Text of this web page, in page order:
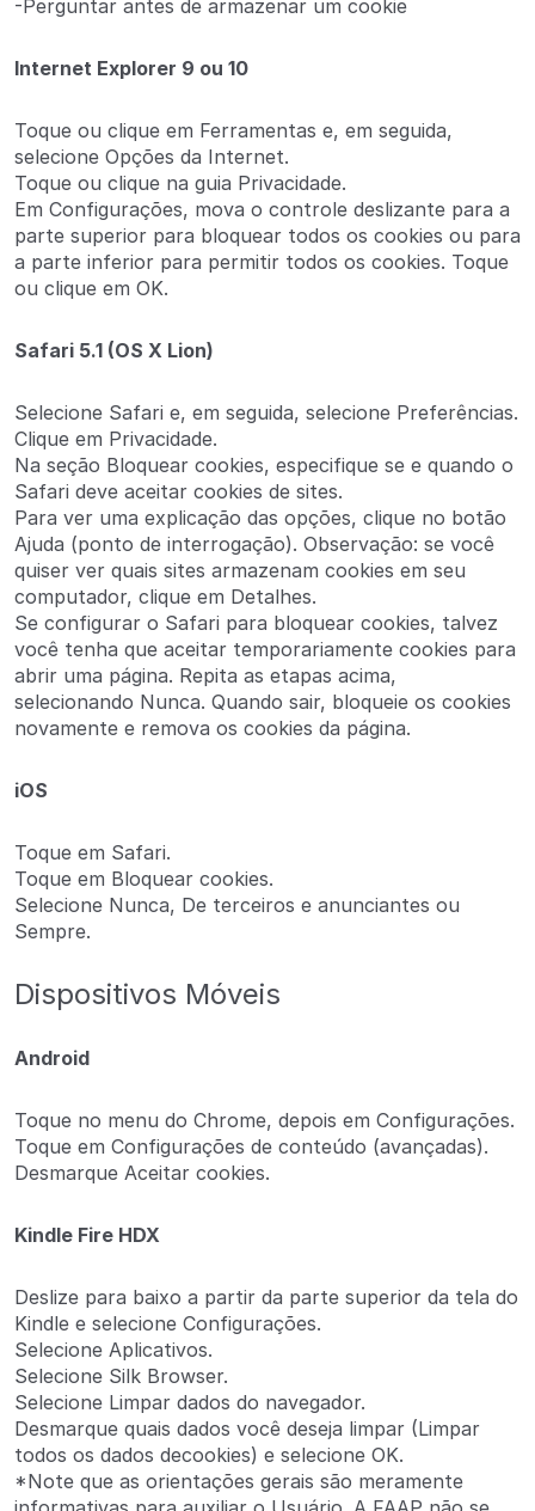
-Perguntar antes de armazenar um cookie
Internet Explorer 9 ou 10
Toque ou clique em Ferramentas e, em seguida,
selecione Opções da Internet.
Toque ou clique na guia Privacidade.
Em Configurações, mova o controle deslizante para a
parte superior para bloquear todos os cookies ou para
a parte inferior para permitir todos os cookies. Toque
ou clique em OK.
Safari 5.1 (OS X Lion)
Selecione Safari e, em seguida, selecione Preferências.
Clique em Privacidade.
Na seção Bloquear cookies, especifique se e quando o
Safari deve aceitar cookies de sites.
Para ver uma explicação das opções, clique no botão
Ajuda (ponto de interrogação). Observação: se você
quiser ver quais sites armazenam cookies em seu
computador, clique em Detalhes.
Se configurar o Safari para bloquear cookies, talvez
você tenha que aceitar temporariamente cookies para
abrir uma página. Repita as etapas acima,
selecionando Nunca. Quando sair, bloqueie os cookies
novamente e remova os cookies da página.
iOS
Toque em Safari.
Toque em Bloquear cookies.
Selecione Nunca, De terceiros e anunciantes ou
Sempre.
Dispositivos Móveis
Android
Toque no menu do Chrome, depois em Configurações.
Toque em Configurações de conteúdo (avançadas).
Desmarque Aceitar cookies.
Kindle Fire HDX
Deslize para baixo a partir da parte superior da tela do
Kindle e selecione Configurações.
Selecione Aplicativos.
Selecione Silk Browser.
Selecione Limpar dados do navegador.
Desmarque quais dados você deseja limpar (Limpar
todos os dados decookies) e selecione OK.
*Note que as orientações gerais são meramente